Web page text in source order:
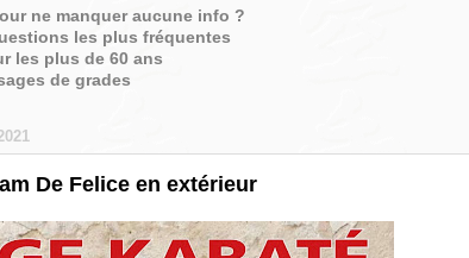
ne manquer aucune info ?
les plus fréquentes
les plus de 60 ans
de grades
De Felice en extérieur